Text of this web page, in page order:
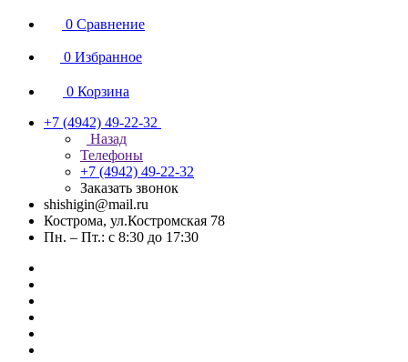
0 Сравнение
0 Избранное
0 Корзина
+7 (4942) 49-22-32
Назад
Телефоны
+7 (4942) 49-22-32
Заказать звонок
shishigin@mail.ru
Кострома, ул.Костромская 78
Пн. – Пт.: с 8:30 до 17:30